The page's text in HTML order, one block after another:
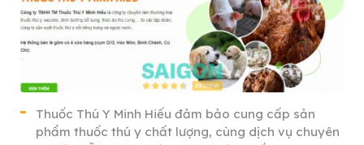
Thuốc Thú Y Minh Hiếu đảm bảo cung cấp sản
phẩm thuốc thú y chất lượng, cùng dịch vụ chuyên